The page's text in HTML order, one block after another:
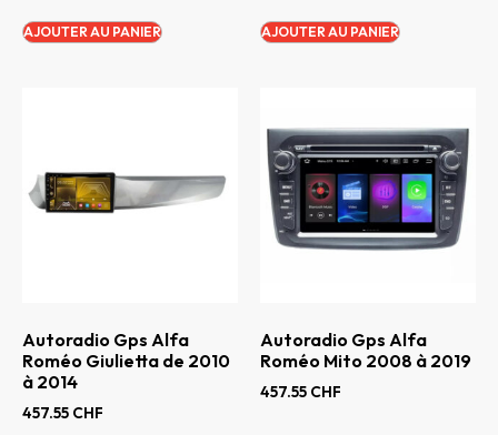
AJOUTER AU PANIER AJOUTER AU PANIER
Autoradio Gps Alfa
Roméo Giulietta de 2010
à 2014
457.55 CHF
Autoradio Gps Alfa
Roméo Mito 2008 à 2019
457.55 CHF